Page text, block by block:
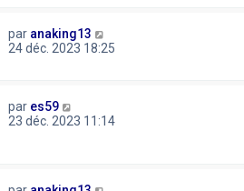
par anaking13
24 déc. 2023 18:25
par es59
23 déc. 2023 11:14